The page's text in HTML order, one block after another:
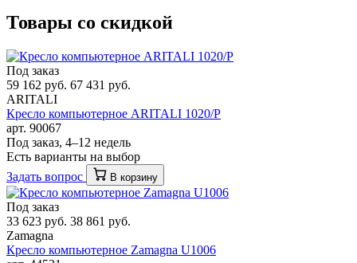
Товары со скидкой
Под заказ
59 162 руб. 67 431 руб.
ARITALI
Кресло компьютерное ARITALI 1020/P
арт. 90067
Под заказ, 4–12 недель
Есть варианты на выбор
Задать вопрос
В корзину
Под заказ
33 623 руб. 38 861 руб.
Zamagna
Кресло компьютерное Zamagna U1006